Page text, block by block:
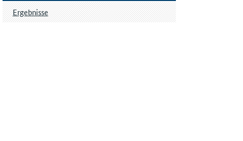
Ergebnisse